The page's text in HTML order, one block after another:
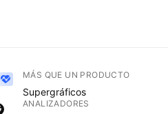
MÁS QUE UN PRODUCTO
Supergráficos
ANALIZADORES